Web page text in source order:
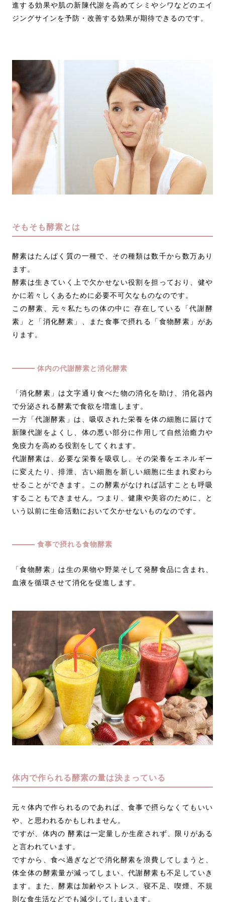
進する効果や肌の新陳代謝を高めてシミやシワなどのエイ
ジングサインを予防・改善する効果が期待できるのです。
そもそも酵素とは
酵素はたんぱく質の一種で、その種類は数千から数万あり
ます。
酵素は生きていく上で欠かせない役割を担っており、健や
かに若々しくあるために必要不可欠なものなのです。
この酵素、元々私たちの体の中に 存在している「代謝酵
素」と「消化酵素」、また食事で摂れる「食物酵素」があ
ります。
体内の代謝酵素と消化酵素
「消化酵素」は文字通り食べた物の消化を助け、消化器内
で分泌される酵素で食欲を増進します。
一方「代謝酵素」は、吸収された栄養を体の細胞に届けて
新陳代謝をよくし、体の悪い部分に作用して自然治癒力や
免疫力を高める役割をしてくれます。
代謝酵素は、必要な栄養を吸収し、その栄養をエネルギー
に変えたり、排泄、古い細胞を新しい細胞に生まれ変わら
せることができます。この酵素がなければ話すことも呼吸
することもできません。つまり、健康や美容のために、と
いう以前に生命活動において欠かせないものなのです。
食事で摂れる食物酵素
「食物酵素」は生の果物や野菜そして発酵食品に含まれ、
血液を循環させて消化を促進します。
体内で作られる酵素の量は決まっている
元々体内で作られるのであれば、食事で摂らなくてもいい
や、と思われるかもしれません。
ですが、体内の 酵素は一定量しか生産されず、限りがある
と言われています。
ですから、食べ過ぎなどで消化酵素を浪費してしまうと、
体全体の酵素量が減ってしまい、代謝酵素も不足していき
ます。また、酵素は加齢やストレス、寝不足、喫煙、不規
則な食生活などでも減少してしまいます。